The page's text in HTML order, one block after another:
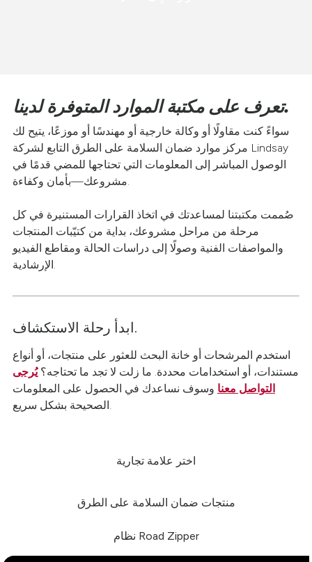
تعرف على مكتبة الموارد المتوفرة لدينا.
سواءً كنت مقاولًا أو وكالة خارجية أو مهندسًا أو موزعًا، يتيح لك
مركز موارد ضمان السلامة على الطرق التابع لشركة Lindsay
الوصول المباشر إلى المعلومات التي تحتاجها للمضي قدمًا في
صُممت مكتبتنا لمساعدتك في اتخاذ القرارات المستنيرة في كل
مرحلة من مراحل مشروعك، بداية من كتيّبات المنتجات
والمواصفات الفنية وصولًا إلى دراسات الحالة ومقاطع الفيديو
ابدأ رحلة الاستكشاف.
استخدم المرشحات أو خانة البحث للعثور على منتجات، أو أنواع
مستندات، أو استخدامات محددة. ما زلت لا تجد ما تحتاجه؟يُرجى
التواصل معنا وسوف نساعدك في الحصول على المعلومات
الصحيحة بشكل سريع.
اختر علامة تجارية
منتجات ضمان السلامة على الطرق
نظام Road Zipper